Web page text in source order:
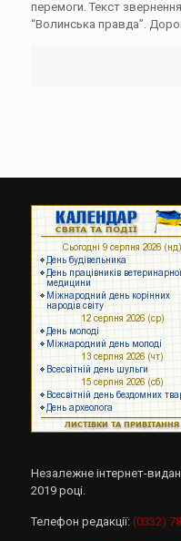
перемоги. Текст
“Волинська правда”.
Незалежне інтернет-
2019 році.
Телефон редакції: (0332)